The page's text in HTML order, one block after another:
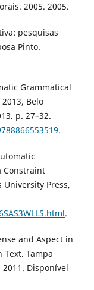
2005. 2005.
pesquisas
Pinto.
Grammatical
Belo
p. 27–32.
.
Constraint
University Press,
.
and Aspect in
Tampa
Disponível